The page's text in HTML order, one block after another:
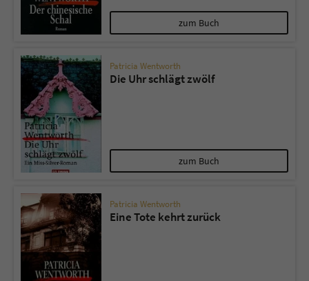
zum Buch
Patricia Wentworth
Die Uhr schlägt zwölf
zum Buch
Patricia Wentworth
Eine Tote kehrt zurück